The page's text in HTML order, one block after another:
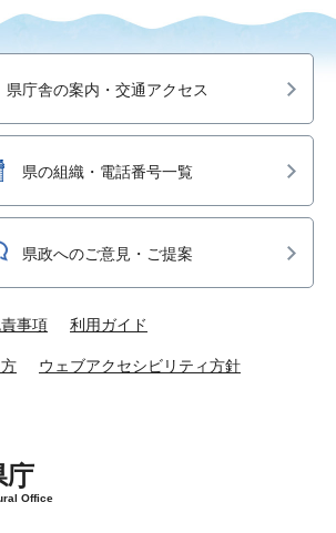
県庁舎の案内・交通アクセス
県の組織・電話番号一覧
県政へのご意見・ご提案
事項 利用ガイド
ウェブアクセシビリティ方針
庁
Office